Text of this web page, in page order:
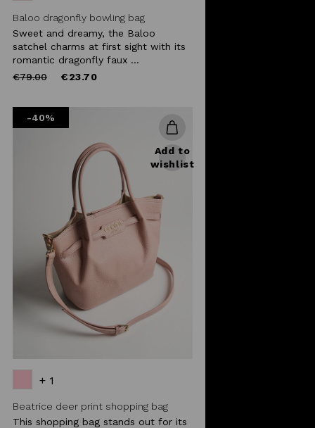
Baloo dragonfly bowling bag
Sweet and dreamy, the Baloo
satchel charms at first sight with its
romantic dragonfly faux ...
Price
€79.00to €23.70
-40%
Add to
wishlist
+ 1
Beatrice deer print shopping bag
This shopping bag stands out for its